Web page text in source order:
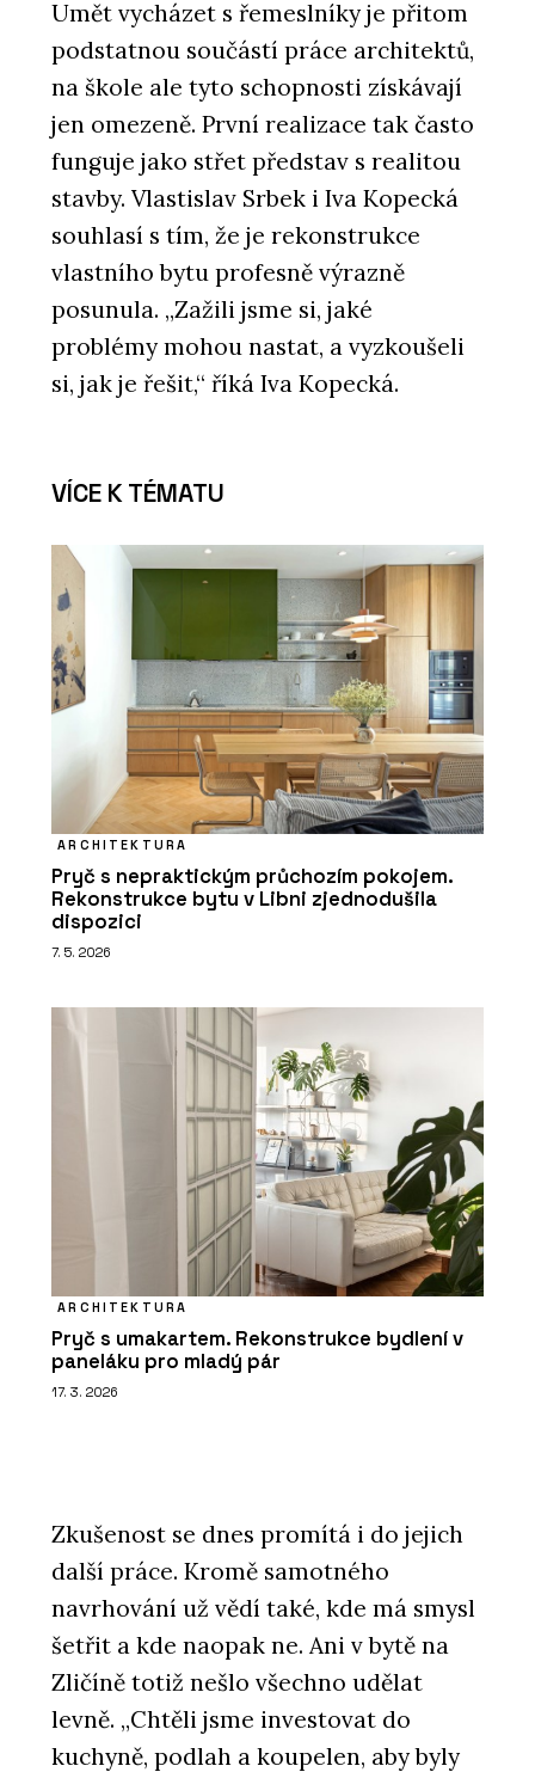
Umět vycházet s řemeslníky je přitom
podstatnou součástí práce architektů,
na škole ale tyto schopnosti získávají
jen omezeně. První realizace tak často
funguje jako střet představ s realitou
stavby. Vlastislav Srbek i Iva Kopecká
souhlasí s tím, že je rekonstrukce
vlastního bytu profesně výrazně
posunula. „Zažili jsme si, jaké
problémy mohou nastat, a vyzkoušeli
si, jak je řešit,“ říká Iva Kopecká.
VÍCE K TÉMATU
ARCHITEKTURA
Pryč s nepraktickým průchozím pokojem.
Rekonstrukce bytu v Libni zjednodušila
dispozici
7. 5. 2026
ARCHITEKTURA
Pryč s umakartem. Rekonstrukce bydlení v
paneláku pro mladý pár
17. 3. 2026
Zkušenost se dnes promítá i do jejich
další práce. Kromě samotného
navrhování už vědí také, kde má smysl
šetřit a kde naopak ne. Ani v bytě na
Zličíně totiž nešlo všechno udělat
levně. „Chtěli jsme investovat do
kuchyně, podlah a koupelen, aby byly